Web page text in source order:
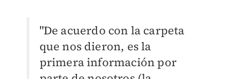
"De acuerdo con la carpeta
que nos dieron, es la
primera información por